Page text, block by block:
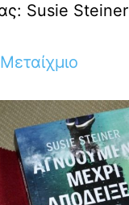
Susie Steiner
Μεταίχμιο